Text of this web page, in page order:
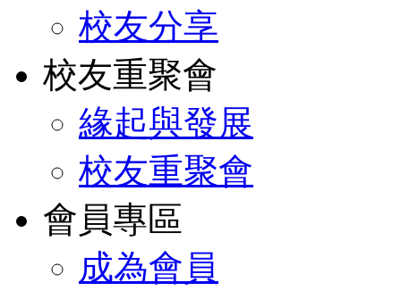
校友分享
校友重聚會
緣起與發展
校友重聚會
會員專區
成為會員